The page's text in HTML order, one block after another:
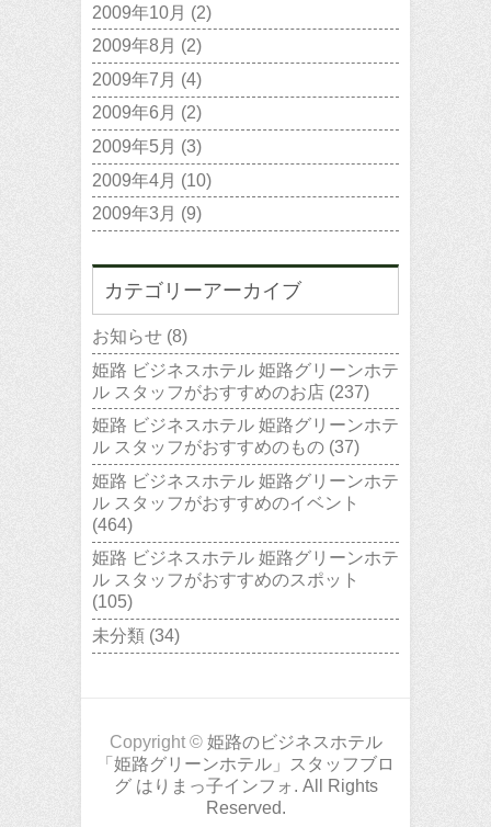
2009年10月 (2)
2009年8月 (2)
2009年7月 (4)
2009年6月 (2)
2009年5月 (3)
2009年4月 (10)
2009年3月 (9)
カテゴリーアーカイブ
お知らせ (8)
姫路 ビジネスホテル 姫路グリーンホテ
ル スタッフがおすすめのお店 (237)
姫路 ビジネスホテル 姫路グリーンホテ
ル スタッフがおすすめのもの (37)
姫路 ビジネスホテル 姫路グリーンホテ
ル スタッフがおすすめのイベント
(464)
姫路 ビジネスホテル 姫路グリーンホテ
ル スタッフがおすすめのスポット
(105)
未分類 (34)
Copyright © 姫路のビジネスホテル
「姫路グリーンホテル」スタッフブロ
グ はりまっ子インフォ. All Rights
Reserved.